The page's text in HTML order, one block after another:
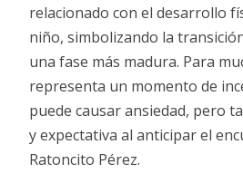
relacionado con el desarrollo
niño, simbolizando la
una fase más madura. Para
representa un momento de
puede causar ansiedad, pero
y expectativa al anticipar el
Ratoncito Pérez.